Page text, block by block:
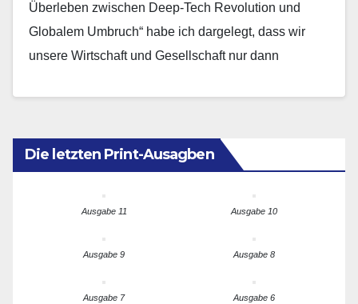
Überleben zwischen Deep-Tech Revolution und
Globalem Umbruch“ habe ich dargelegt, dass wir
unsere Wirtschaft und Gesellschaft nur dann
Die letzten Print-Ausagben
Ausgabe 11 Ausgabe 10
Ausgabe 9 Ausgabe 8
Ausgabe 7 Ausgabe 6